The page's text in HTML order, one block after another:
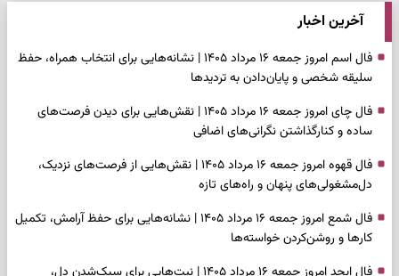
آخرین اخبار
فال اسم امروز جمعه ۱۶ مرداد ۱۴۰۵ | نشانه‌هایی برای انتخاب همراه، حفظ
سلیقه شخصی و پایان‌دادن به تردیدها
فال چای امروز جمعه ۱۶ مرداد ۱۴۰۵ | نقش‌هایی برای دیدن فرصت‌های
ساده و کنارگذاشتن نگرانی‌های اضافی
فال قهوه امروز جمعه ۱۶ مرداد ۱۴۰۵ | نقش‌هایی از فرصت‌های نزدیک،
دل‌مشغولی‌های پنهان و راه‌های تازه
فال شمع امروز جمعه ۱۶ مرداد ۱۴۰۵ | نشانه‌هایی برای حفظ آرامش، تکمیل
کارها و روشن‌کردن خواسته‌ها